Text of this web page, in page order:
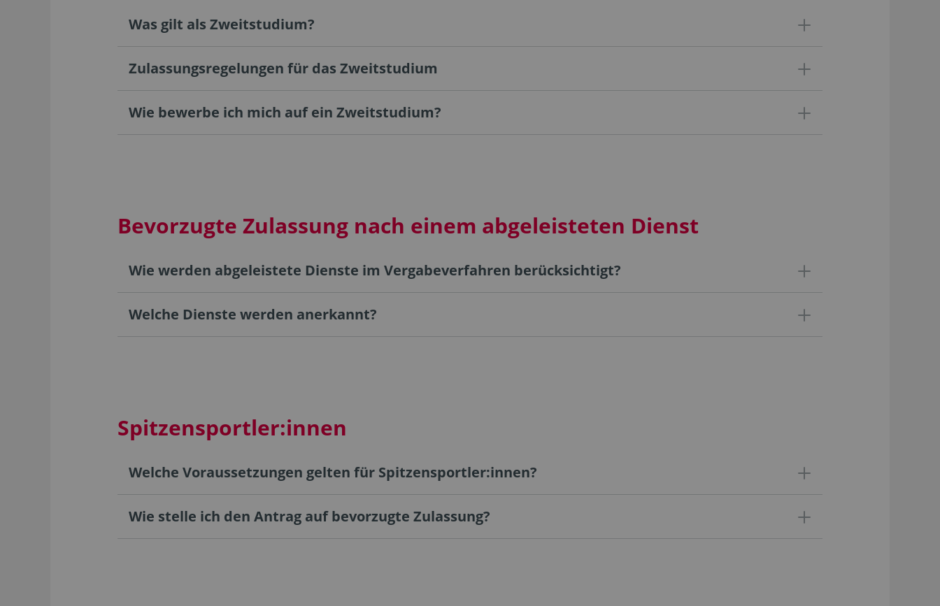
Was gilt als Zweitstudium?
Zulassungsregelungen für das Zweitstudium
Wie bewerbe ich mich auf ein Zweitstudium?
Bevorzugte Zulassung nach einem abgeleisteten Dienst
Wie werden abgeleistete Dienste im Vergabeverfahren berücksichtigt?
Welche Dienste werden anerkannt?
Spitzensportler:innen
Welche Voraussetzungen gelten für Spitzensportler:innen?
Wie stelle ich den Antrag auf bevorzugte Zulassung?